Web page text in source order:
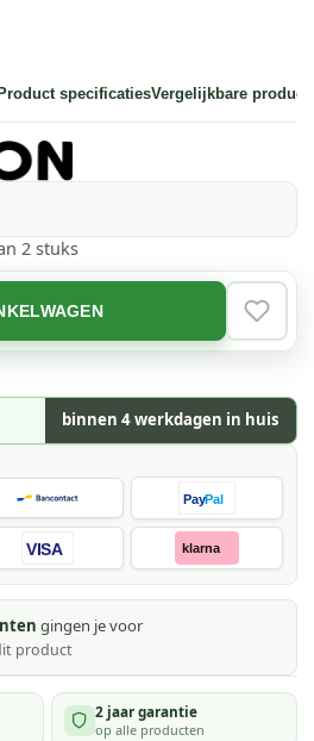
specificatiesVergelijkbare
binnen 4 werkdagen in huis
2 stuks
PayPal
VISA klarna
gingen je voor
product
2 jaar garantie
op alle producten